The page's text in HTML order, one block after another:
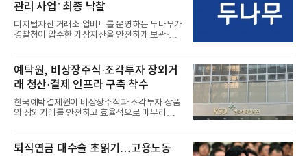
관리 사업’ 최종 낙찰
디지털자산 거래소 업비트를 운영하는 두나무가
경찰청이 압수한 가상자산을 안전하게 보관·관
예탁원, 비상장주식·조각투자 장외거
래 청산·결제 인프라 구축 착수
한국예탁결제원이 비상장주식과 조각투자 상품
의 장외거래를 안전하고 효율적으로 마무리하기
퇴직연금 대수술 초읽기…고용노동